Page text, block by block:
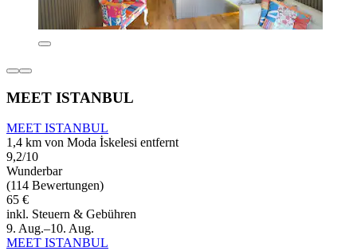
MEET ISTANBUL
MEET ISTANBUL
1,4 km von Moda İskelesi entfernt
9,2/10
Wunderbar
(114 Bewertungen)
65 €
inkl. Steuern & Gebühren
9. Aug.–10. Aug.
MEET ISTANBUL